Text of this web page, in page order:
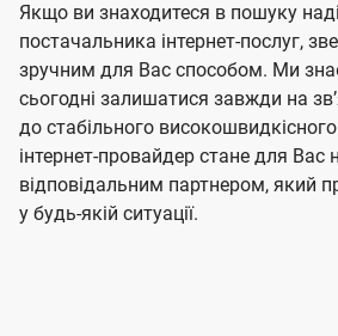
Якщо ви знаходитеся в пошуку
постачальника інтернет-послуг,
зручним для Вас способом. Ми
сьогодні залишатися завжди на
до стабільного
інтернет-провайдер стане для Вас
відповідальним партнером, який
у будь-якій ситуації.